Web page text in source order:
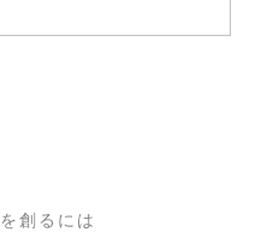
創るには